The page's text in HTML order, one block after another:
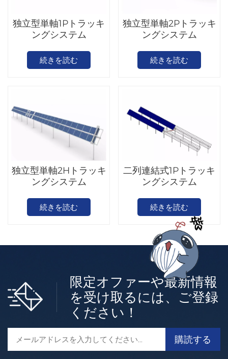
独立型単軸1Pトラッキ
ングシステム
続きを読む
独立型単軸2Pトラッキ
ングシステム
続きを読む
独立型単軸2Hトラッキ
ングシステム
続きを読む
二列連結式1Pトラッキ
ングシステム
続きを読む
限定オファーや最新情報
を受け取るには、ご登録
ください！